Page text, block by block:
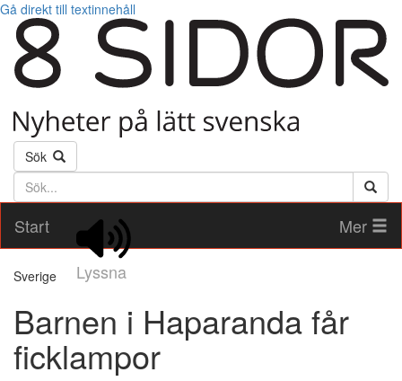
Gå direkt till textinnehåll
Sök
Söktext
Start
Lyssna
Mer
Sverige
Barnen i Haparanda får
ficklampor